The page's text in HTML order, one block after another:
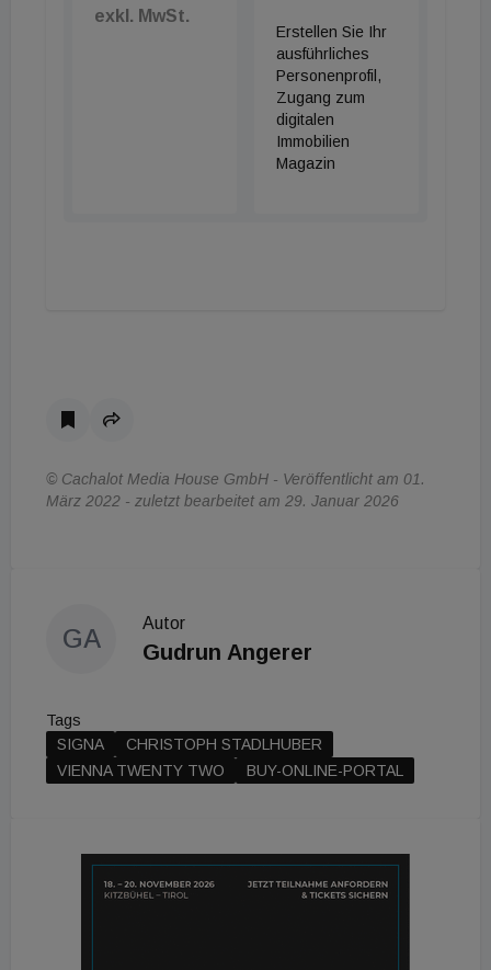
exkl. MwSt.
Erstellen Sie Ihr
ausführliches
Personenprofil,
Zugang zum
digitalen
Immobilien
Magazin
© Cachalot Media House GmbH - Veröffentlicht am 01.
März 2022 - zuletzt bearbeitet am 29. Januar 2026
GA
Autor
Gudrun Angerer
Tags
SIGNA
CHRISTOPH STADLHUBER
VIENNA TWENTY TWO
BUY-ONLINE-PORTAL